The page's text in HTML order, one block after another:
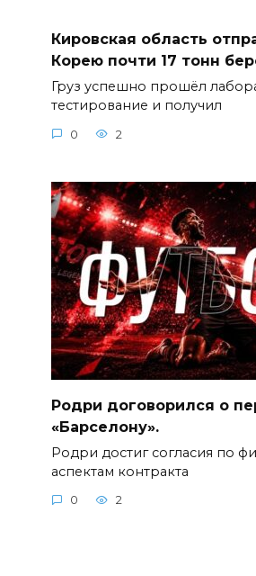
Кировская область
Корею почти 17 тонн
Груз успешно прошёл
тестирование и получил
0 2
Родри договорился о
«Барселону».
Родри достиг согласия по
аспектам контракта
0 2